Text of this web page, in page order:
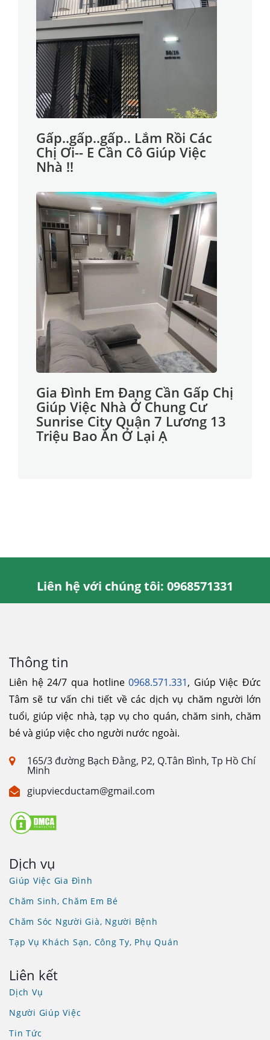
Gấp..gấp..gấp.. Lắm Rồi Các
Chị Ơi-- E Cần Cô Giúp Việc
Nhà !!
Gia Đình Em Đang Cần Gấp Chị
Giúp Việc Nhà Ở Chung Cư
Sunrise City Quận 7 Lương 13
Triệu Bao Ăn Ở Lại Ạ
Liên hệ với chúng tôi: 0968571331
Thông tin
Liên hệ 24/7 qua hotline0968.571.331, Giúp Việc Đức
Tâm sẽ tư vấn chi tiết về các dịch vụ chăm người lớn
tuổi, giúp việc nhà, tạp vụ cho quán, chăm sinh, chăm
bé và giúp việc cho người nước ngoài.
165/3 đường Bạch Đằng, P2, Q.Tân Bình, Tp Hồ Chí
Minh
giupviecductam@gmail.com
Dịch vụ
Giúp Việc Gia Đình
Chăm Sinh, Chăm Em Bé
Chăm Sóc Người Già, Người Bệnh
Tạp Vụ Khách Sạn, Công Ty, Phụ Quán
Liên kết
Dịch Vụ
Người Giúp Việc
Tin Tức